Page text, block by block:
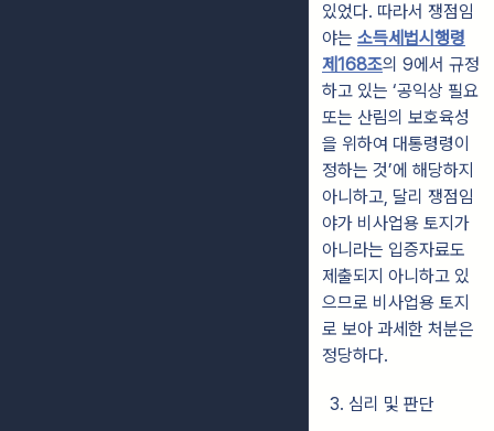
있었다. 따라서 쟁점임
야는 소득세법시행령
제168조의 9에서 규정
하고 있는 ‘공익상 필요
또는 산림의 보호육성
을 위하여 대통령령이
정하는 것’에 해당하지
아니하고, 달리 쟁점임
야가 비사업용 토지가
아니라는 입증자료도
제출되지 아니하고 있
으므로 비사업용 토지
로 보아 과세한 처분은
정당하다.
3. 심리 및 판단